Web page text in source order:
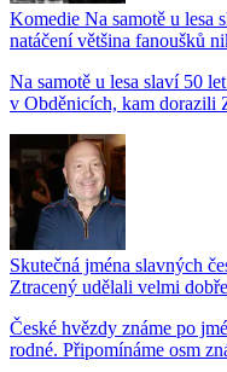
Komedie Na samotě u lesa
natáčení většina fanoušků
Na samotě u lesa slaví 50
v Obděnicích, kam dorazili
Skutečná jména slavných
Ztracený udělali velmi dobře
České hvězdy známe po
rodné. Připomínáme osm